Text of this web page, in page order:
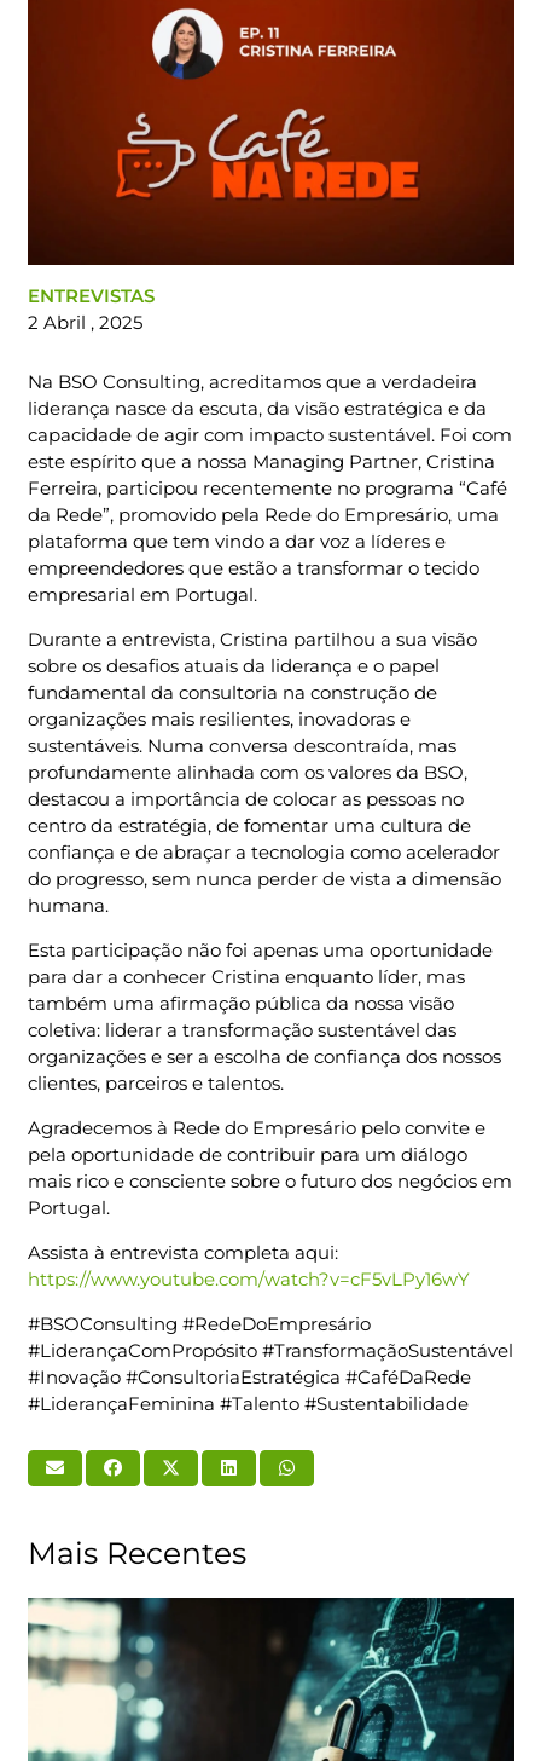
ENTREVISTAS
2 Abril , 2025
Na BSO Consulting, acreditamos que a verdadeira
liderança nasce da escuta, da visão estratégica e da
capacidade de agir com impacto sustentável. Foi com
este espírito que a nossa Managing Partner, Cristina
Ferreira, participou recentemente no programa “Café
da Rede”, promovido pela Rede do Empresário, uma
plataforma que tem vindo a dar voz a líderes e
empreendedores que estão a transformar o tecido
empresarial em Portugal.
Durante a entrevista, Cristina partilhou a sua visão
sobre os desafios atuais da liderança e o papel
fundamental da consultoria na construção de
organizações mais resilientes, inovadoras e
sustentáveis. Numa conversa descontraída, mas
profundamente alinhada com os valores da BSO,
destacou a importância de colocar as pessoas no
centro da estratégia, de fomentar uma cultura de
confiança e de abraçar a tecnologia como acelerador
do progresso, sem nunca perder de vista a dimensão
humana.
Esta participação não foi apenas uma oportunidade
para dar a conhecer Cristina enquanto líder, mas
também uma afirmação pública da nossa visão
coletiva: liderar a transformação sustentável das
organizações e ser a escolha de confiança dos nossos
clientes, parceiros e talentos.
Agradecemos à Rede do Empresário pelo convite e
pela oportunidade de contribuir para um diálogo
mais rico e consciente sobre o futuro dos negócios em
Portugal.
Assista à entrevista completa aqui:
https://www.youtube.com/watch?v=cF5vLPy16wY
#BSOConsulting #RedeDoEmpresário
#LiderançaComPropósito #TransformaçãoSustentável
#Inovação #ConsultoriaEstratégica #CaféDaRede
#LiderançaFeminina #Talento #Sustentabilidade
Mais Recentes